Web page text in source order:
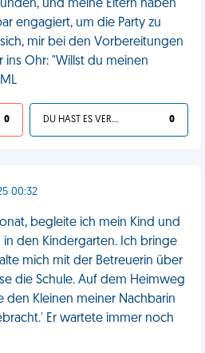
und meine Eltern haben
engagiert, um die Party zu
mir bei den Vorbereitungen
Ohr: "Willst du meinen
0 DU HAST ES VERDIENT 0
00:32
begleite ich mein Kind und
den Kindergarten. Ich bringe
mich mit der Betreuerin über
die Schule. Auf dem Heimweg
den Kleinen meiner Nachbarin
Er wartete immer noch